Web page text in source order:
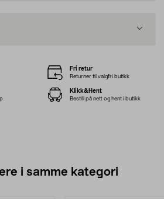
Fri retur
Returner til valgfri butikk
Klikk&Hent
Bestill på nett og hent i butikk
i samme kategori